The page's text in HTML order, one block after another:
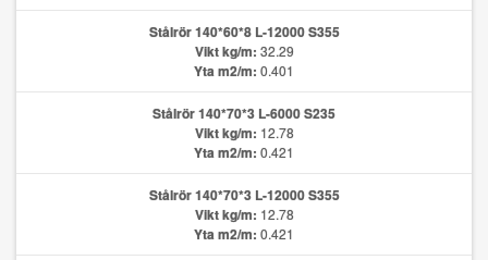
Stålrör 140*60*8 L-12000 S355
Vikt kg/m: 32.29
Yta m2/m: 0.401
Stålrör 140*70*3 L-6000 S235
Vikt kg/m: 12.78
Yta m2/m: 0.421
Stålrör 140*70*3 L-12000 S355
Vikt kg/m: 12.78
Yta m2/m: 0.421